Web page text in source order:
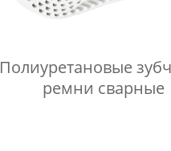
Полиуретановые
ремни сварные